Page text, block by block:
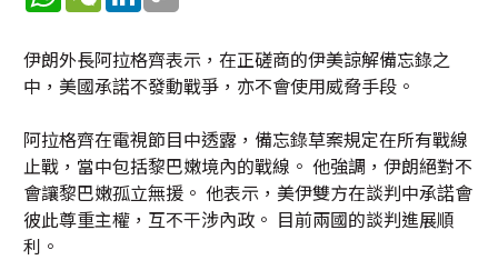
伊朗外長阿拉格齊表示，在正磋商的伊美諒解備忘錄之
中，美國承諾不發動戰爭，亦不會使用威脅手段。
阿拉格齊在電視節目中透露，備忘錄草案規定在所有戰線
止戰，當中包括黎巴嫩境內的戰線。 他強調，伊朗絕對不
會讓黎巴嫩孤立無援。 他表示，美伊雙方在談判中承諾會
彼此尊重主權，互不干涉內政。 目前兩國的談判進展順
利。